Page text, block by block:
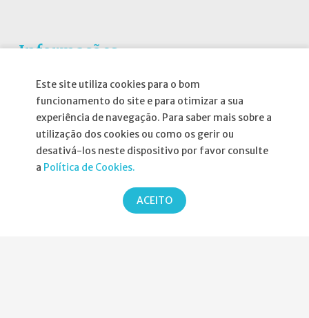
Este site utiliza cookies para o bom
funcionamento do site e para otimizar a sua
experiência de navegação. Para saber mais sobre a
utilização dos cookies ou como os gerir ou
desativá-los neste dispositivo por favor consulte
a Política de Cookies.
ACEITO
Informações
Atribuição da Bolsa SPND
Política de Privacidade